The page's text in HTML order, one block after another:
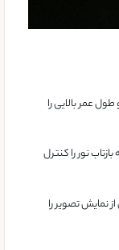
عمر بالایی را
نور را کنترل
نمایش تصویر را